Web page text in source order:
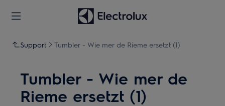
Support Tumbler - Wie mer de Rieme ersetzt (1)
Tumbler - Wie mer de
Rieme ersetzt (1)